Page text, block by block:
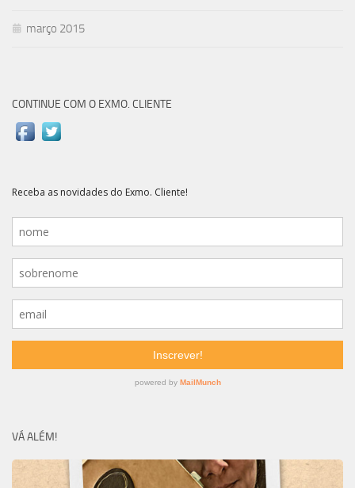
março 2015
CONTINUE COM O EXMO. CLIENTE
VÁ ALÉM!